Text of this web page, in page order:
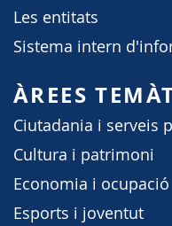
Les entitats
Sistema intern
ÀREES
Ciutadania i serveis
Cultura i patrimoni
Economia i ocupació
Esports i joventut